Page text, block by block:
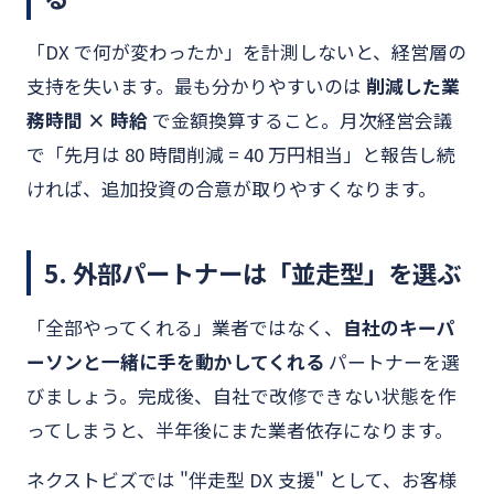
「DX で何が変わったか」を計測しないと、経営層の
支持を失います。最も分かりやすいのは 削減した業
務時間 × 時給 で金額換算すること。月次経営会議
で「先月は 80 時間削減 = 40 万円相当」と報告し続
ければ、追加投資の合意が取りやすくなります。
5. 外部パートナーは「並走型」を選ぶ
「全部やってくれる」業者ではなく、 自社のキーパ
ーソンと一緒に手を動かしてくれる パートナーを選
びましょう。完成後、自社で改修できない状態を作
ってしまうと、半年後にまた業者依存になります。
ネクストビズでは "伴走型 DX 支援" として、お客様